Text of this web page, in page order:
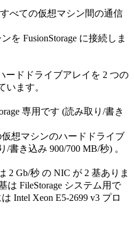
べての仮想マシン間の通信
を FusionStorage に接続しま
ードドライブアレイを 2 つの
います。
専用です (読み取り/書き
想マシンのハードドライブ
書き込み 900/700 MB/秒) 。
2 Gb/秒 の NIC が 2 基ありま
FileStorage システム用で
Intel Xeon E5-2699 v3 プロ